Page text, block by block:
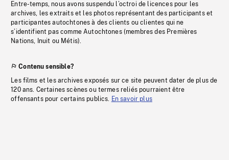
Entre-temps, nous avons suspendu l’octroi de licences pour les
archives, les extraits et les photos représentant des participants et
participantes autochtones à des clients ou clientes qui ne
s’identifient pas comme Autochtones (membres des Premières
Nations, Inuit ou Métis).
Contenu sensible?
Les films et les archives exposés sur ce site peuvent dater de plus de
120 ans. Certaines scènes ou termes reliés pourraient être
offensants pour certains publics. En savoir plus